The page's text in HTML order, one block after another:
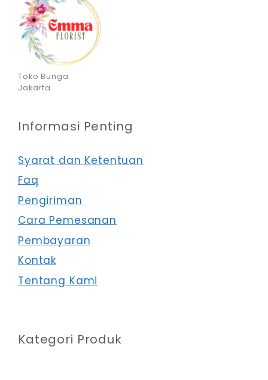
Toko Bunga
Jakarta
Informasi Penting
Syarat dan Ketentuan
Faq
Pengiriman
Cara Pemesanan
Pembayaran
Kontak
Tentang Kami
Kategori Produk